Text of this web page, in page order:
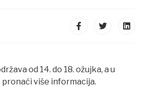
od 14. do 18. ožujka, a u
više informacija.